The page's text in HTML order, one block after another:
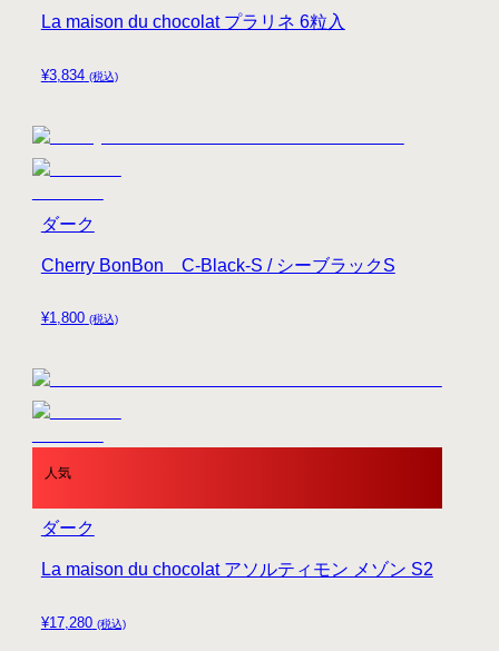
¥3,834 (税込)
La maison du chocolat プラリネ 6粒入
¥1,800 (税込)
Cherry BonBon C-Black-S / シーブラックS
ダーク
人気
¥17,280 (税込)
La maison du chocolat アソルティモン メゾン S2
ダーク